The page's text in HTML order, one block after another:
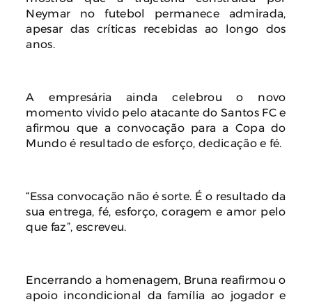
Neymar no futebol permanece admirada,
apesar das críticas recebidas ao longo dos
anos.
A empresária ainda celebrou o novo
momento vivido pelo atacante do Santos FC e
afirmou que a convocação para a Copa do
Mundo é resultado de esforço, dedicação e fé.
“Essa convocação não é sorte. É o resultado da
sua entrega, fé, esforço, coragem e amor pelo
que faz”, escreveu.
Encerrando a homenagem, Bruna reafirmou o
apoio incondicional da família ao jogador e